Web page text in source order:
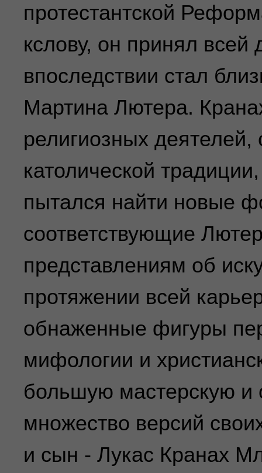
протестантской
кслову, он принял всей
впоследствии стал
Мартина Лютера.
религиозных
католической
пытался найти новые
соответствующие
представлениям об
протяжении всей
обнаженные фигуры
мифологии и
большую мастерскую и
множество версий
и сын - Лукас Кранах